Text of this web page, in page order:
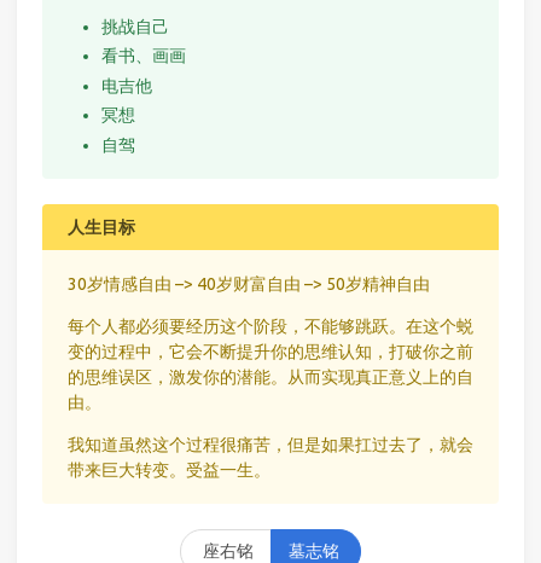
挑战自己
看书、画画
电吉他
冥想
自驾
人生目标
30岁情感自由 –> 40岁财富自由 –> 50岁精神自由
每个人都必须要经历这个阶段，不能够跳跃。在这个蜕
变的过程中，它会不断提升你的思维认知，打破你之前
的思维误区，激发你的潜能。从而实现真正意义上的自
由。
我知道虽然这个过程很痛苦，但是如果扛过去了，就会
带来巨大转变。受益一生。
座右铭 墓志铭